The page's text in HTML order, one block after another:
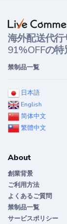
海外配送代
91%OFFの
禁制品一覧
日本語
English
简体中文
繁體中文
About
創業背景
ご利用方法
よくあるご質問
禁制品一覧
サービスポリシー